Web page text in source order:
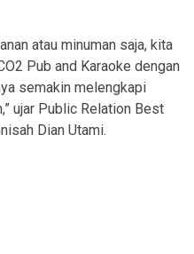
atau minuman saja, kita
Pub and Karaoke dengan
semakin melengkapi
ujar Public Relation Best
Dian Utami.